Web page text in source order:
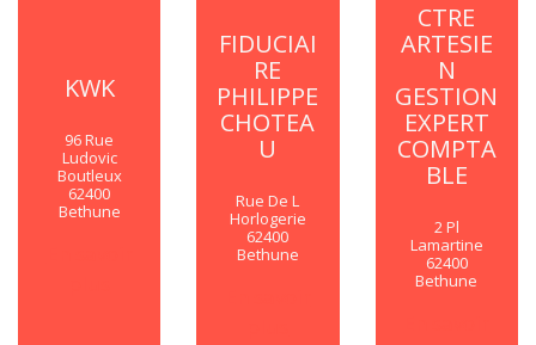
KWK
96 Rue
Ludovic
Boutleux
62400
Bethune
FIDUCIAI
RE
PHILIPPE
CHOTEA
U
Rue De L
Horlogerie
62400
Bethune
CTRE
ARTESIE
N
GESTION
EXPERT
COMPTA
BLE
2 Pl
Lamartine
62400
Bethune